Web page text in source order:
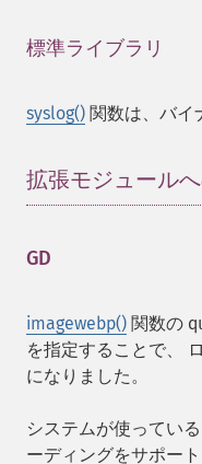
標準ライブラリ
syslog() 関数は、バイ
拡張モジュール
GD
imagewebp() 関数の
を指定することで、
になりました。
システムが使ってい
ーディングをサポー